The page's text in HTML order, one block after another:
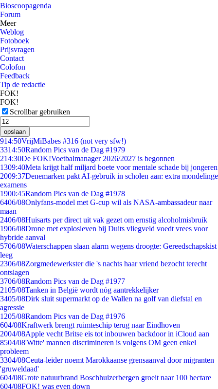
Bioscoopagenda
Forum
Meer
Weblog
Fotoboek
Prijsvragen
Contact
Colofon
Feedback
Tip de redactie
FOK!
FOK!
Scrollbar gebruiken
opslaan
914:50VrijMiBabes #316 (not very sfw!)
3314:50Random Pics van de Dag #1979
214:30De FOK!Voetbalmanager 2026/2027 is begonnen
1309:40Meta krijgt half miljard boete voor mentale schade bij jongeren
2009:37Denemarken pakt AI-gebruik in scholen aan: extra mondelinge
examens
1900:45Random Pics van de Dag #1978
6406/08Onlyfans-model met G-cup wil als NASA-ambassadeur naar
maan
2406/08Huisarts per direct uit vak gezet om ernstig alcoholmisbruik
1906/08Drone met explosieven bij Duits vliegveld voedt vrees voor
hybride aanval
5706/08Waterschappen slaan alarm wegens droogte: Gereedschapskist
leeg
2306/08Zorgmedewerkster die 's nachts haar vriend bezocht terecht
ontslagen
3706/08Random Pics van de Dag #1977
2105/08Tanken in België wordt nóg aantrekkelijker
3405/08Dirk sluit supermarkt op de Wallen na golf van diefstal en
agressie
1205/08Random Pics van de Dag #1976
604/08Kraftwerk brengt ruimteschip terug naar Eindhoven
2004/08Apple vecht Britse eis tot inbouwen backdoor in iCloud aan
8504/08'Witte' mannen discrimineren is volgens OM geen enkel
probleem
3304/08Ceuta-leider noemt Marokkaanse grensaanval door migranten
'gruweldaad'
604/08Grote natuurbrand Boschhuizerbergen groeit naar 100 hectare
604/08FOK! was even down